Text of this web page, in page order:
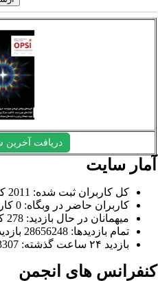
دریافت آخرین
سایت
کل کاربران ثبت شده: 2011 کاربر
کاربران حاضر در وبگاه: 0 کاربر
میهمانان در حال بازدید: 278 کاربر
تمام بازدید‌ها: 28656248 بازدید
بازدید ۲۴ ساعت گذشته: 33307 بازدید
های انجمن